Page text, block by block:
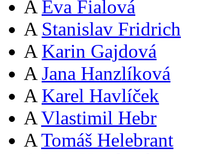
A Eva Fialová
A Stanislav Fridrich
A Karin Gajdová
A Jana Hanzlíková
A Karel Havlíček
A Vlastimil Hebr
A Tomáš Helebrant